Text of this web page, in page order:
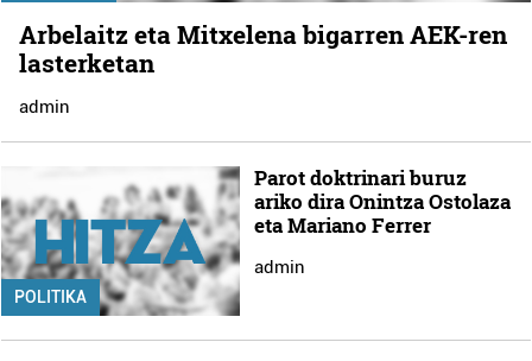
Arbelaitz eta Mitxelena bigarren AEK-ren
lasterketan
admin
POLITIKA
Parot doktrinari buruz
ariko dira Onintza Ostolaza
eta Mariano Ferrer
admin